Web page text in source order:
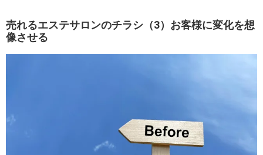
売れるエステサロンのチラシ（3）お客様に変化を想
像させる